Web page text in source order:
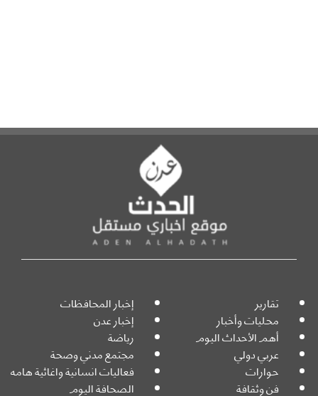
تقارير إخبار المحافظات
محليات وأخبار إخبار عدن
أهم الأحداث اليوم رياضة
عربي دولي مجتمع مدني وصحة
حوارات فعاليات انسانية واغاثية هامه
فن وثقافة الصحافة اليوم